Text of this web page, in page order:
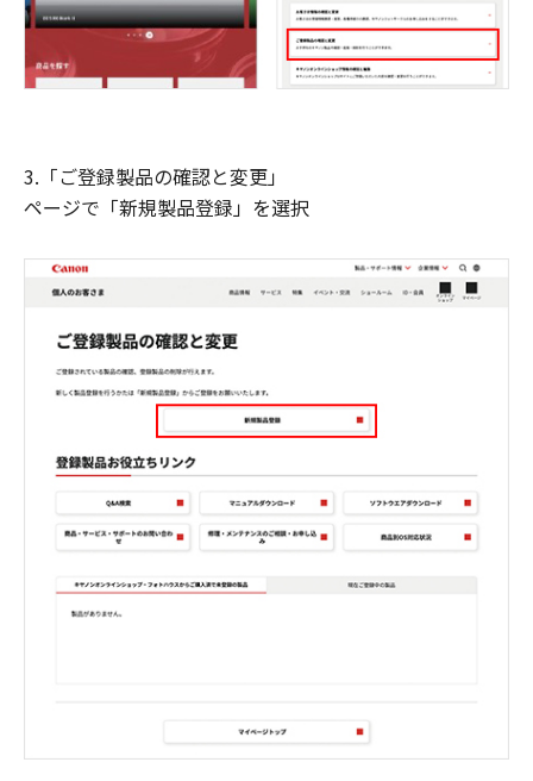
3.「ご登録製品の確認と変更」
ページで「新規製品登録」を選択